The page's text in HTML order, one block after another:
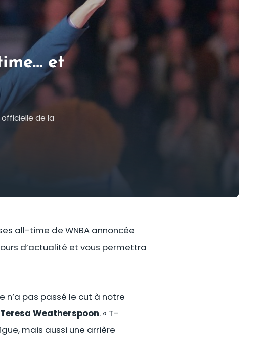
et
de la
all-time de WNBA annoncée
d’actualité et vous permettra
n’a pas passé le cut à notre
Teresa Weatherspoon. « T-
mais aussi une arrière